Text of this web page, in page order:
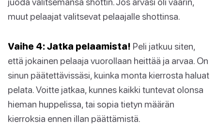
muut pelaajat valitsevat pelaajalle shottinsa.
Vaihe 4: Jatka pelaamista! Peli jatkuu siten,
että jokainen pelaaja vuorollaan heittää ja arvaa. On
sinun päätettävissäsi, kuinka monta kierrosta haluat
pelata. Voitte jatkaa, kunnes kaikki tuntevat olonsa
hieman huppelissa, tai sopia tietyn määrän
kierroksia ennen illan päättämistä.